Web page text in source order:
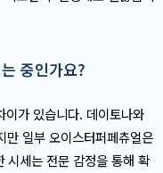
중인가요?
가 있습니다. 데이토나와
일부 오이스터퍼페츄얼은
시세는 전문 감정을 통해 확